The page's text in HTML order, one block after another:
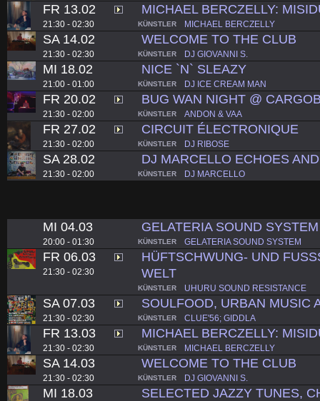
FR 13.02
21:30 - 02:30
MICHAEL BERCZELLY:
KÜNSTLER MICHAEL BERCZELLY
SA 14.02
21:30 - 02:30
WELCOME TO THE CLUB
KÜNSTLER DJ GIOVANNI S.
MI 18.02
21:00 - 01:00
NICE `N` SLEAZY
KÜNSTLER DJ ICE CREAM MAN
FR 20.02
21:30 - 02:00
BUG WAN NIGHT @
KÜNSTLER ANDON & VAA
FR 27.02
21:30 - 02:00
CIRCUIT ÉLECTRONIQUE
KÜNSTLER DJ RIBOSE
SA 28.02
21:30 - 02:00
DJ MARCELLO ECHOES
KÜNSTLER DJ MARCELLO
MI 04.03
20:00 - 01:30
GELATERIA SOUND SYSTEM
KÜNSTLER GELATERIA SOUND SYSTEM
FR 06.03
21:30 - 02:30
HÜFTSCHWUNG- UND
WELT
KÜNSTLER UHURU SOUND RESISTANCE
SA 07.03
21:30 - 02:30
SOULFOOD, URBAN MUSIC
KÜNSTLER CLUE'56; GIDDLA
FR 13.03
21:30 - 02:30
MICHAEL BERCZELLY:
KÜNSTLER MICHAEL BERCZELLY
SA 14.03
21:30 - 02:30
WELCOME TO THE CLUB
KÜNSTLER DJ GIOVANNI S.
MI 18.03 SELECTED JAZZY TUNES,